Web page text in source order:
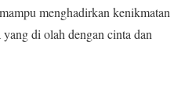
menghadirkan kenikmatan
di olah dengan cinta dan